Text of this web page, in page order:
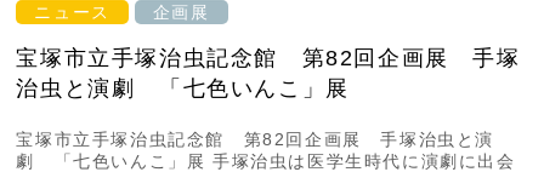
ニュース 企画展
宝塚市立手塚治虫記念館 第82回企画展 手塚
治虫と演劇 「七色いんこ」展
宝塚市立手塚治虫記念館 第82回企画展 手塚治虫と演
劇 「七色いんこ」展 手塚治虫は医学生時代に演劇に出会